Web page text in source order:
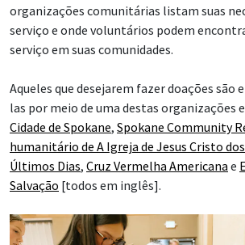
organizações comunitárias listam suas
serviço e onde voluntários podem
serviço em suas comunidades.
Aqueles que desejarem fazer doações são
las por meio de uma destas organizações
Cidade de Spokane, Spokane Community
humanitário de A Igreja de Jesus Cristo
Últimos Dias, Cruz Vermelha Americana e
Salvação [todos em inglês].